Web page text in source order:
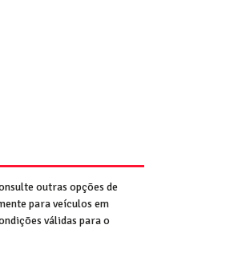
outras opções de
para veículos em
válidas para o